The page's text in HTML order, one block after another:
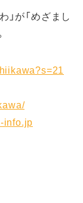
」が「めざまし
info.jp